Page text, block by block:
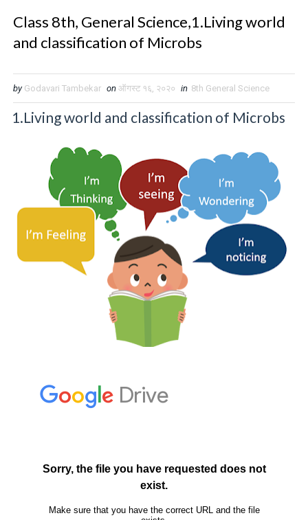
Class 8th, General Science,1.Living world
and classification of Microbs
by Godavari Tambekar on ऑगस्ट १६, २०२० in 8th General Science
1.Living world and classification of Microbs